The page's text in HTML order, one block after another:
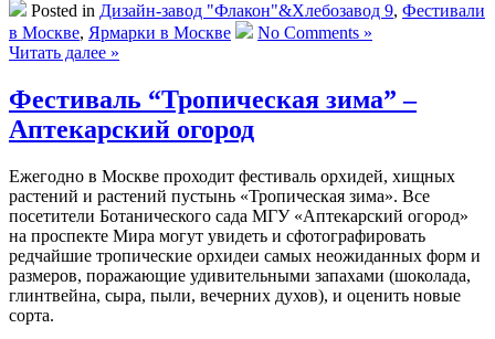
Posted in Дизайн-завод "Флакон"&Хлебозавод 9, Фестивали
в Москве, Ярмарки в Москве
No Comments »
Читать далее »
Фестиваль “Тропическая зима” –
Аптекарский огород
Ежегодно в Москве проходит фестиваль орхидей, хищных
растений и растений пустынь «Тропическая зима». Все
посетители Ботанического сада МГУ «Аптекарский огород»
на проспекте Мира могут увидеть и сфотографировать
редчайшие тропические орхидеи самых неожиданных форм и
размеров, поражающие удивительными запахами (шоколада,
глинтвейна, сыра, пыли, вечерних духов), и оценить новые
сорта.